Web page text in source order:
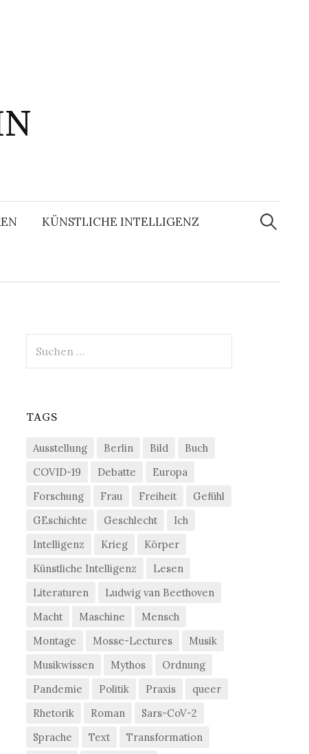
KÜNSTLICHE INTELLIGENZ
Suchen
nach:
nach:
TAGS
Ausstellung Berlin Bild
Buch
COVID-19
Debatte
Europa
Forschung
Frau Freiheit
Gefühl
GEschichte
Geschlecht
Ich
Intelligenz
Krieg
Körper
Künstliche Intelligenz
Lesen
Literaturen
Ludwig van Beethoven
Macht
Maschine
Mensch
Montage
Mosse-Lectures
Musik
Musikwissen
Mythos
Ordnung
Pandemie
Politik Praxis
queer
Rhetorik
Roman
Sars-CoV-2
Sprache
Text
Transformation